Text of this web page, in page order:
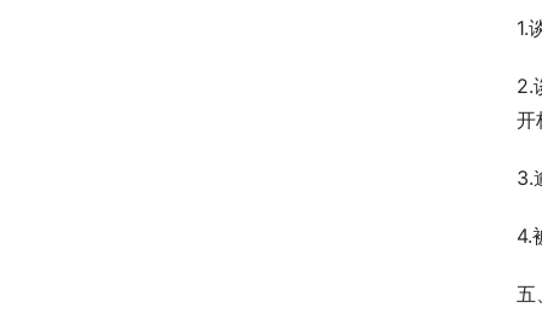
1.
2.
开
3.
4.
五